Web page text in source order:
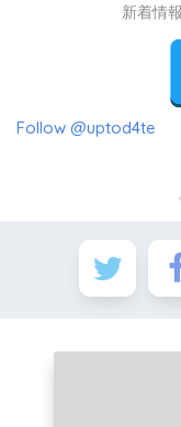
新着情
Follow @uptod4te